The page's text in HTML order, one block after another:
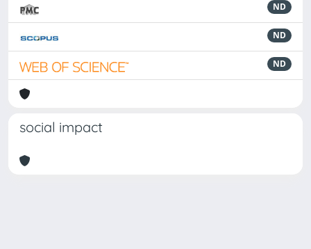
ND
ND
ND
social impact